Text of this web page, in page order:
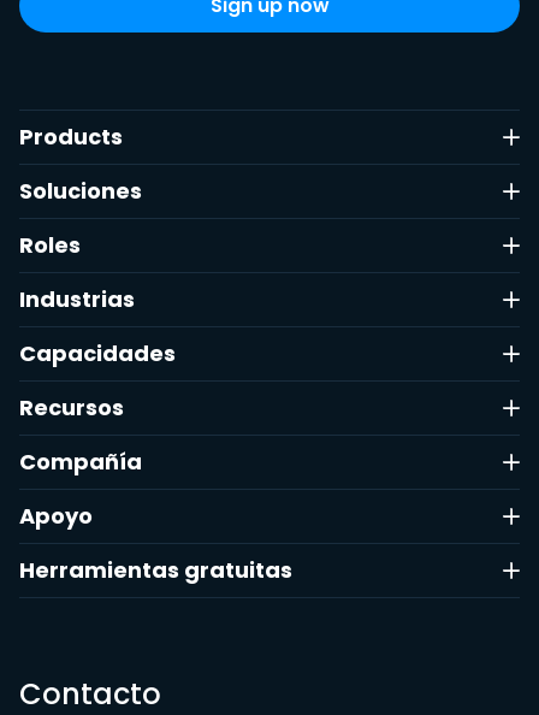
Products
Soluciones
Roles
Industrias
Capacidades
Recursos
Compañía
Apoyo
Herramientas gratuitas
Contacto